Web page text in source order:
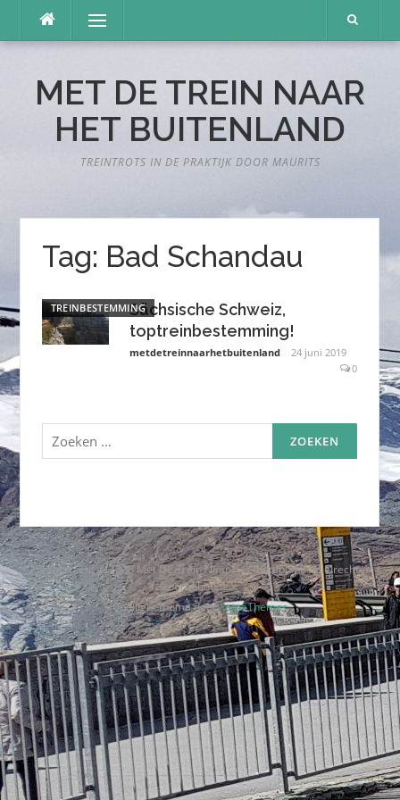
inhoud
Menu
MET DE TREIN NAAR
HET BUITENLAND
TREINTROTS IN DE PRAKTIJK DOOR MAURITS
Tag: Bad Schandau
TREINBESTEMMINGSächsische Schweiz,
toptreinbestemming!
metdetreinnaarhetbuitenland
24 juni 2019
0
Zoeken
naar:
Auteursrecht © 2026 Met De Trein Naar Het Buitenland. Alle rechten
voorbehouden.
Codilight thema doorFameThemes